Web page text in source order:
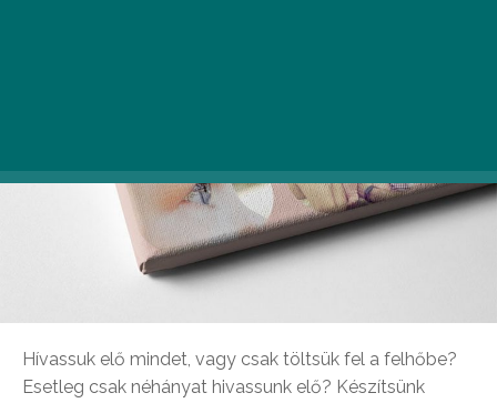
Hívassuk elő mindet, vagy csak töltsük fel a felhőbe?
Esetleg csak néhányat hivassunk elő? Készítsünk